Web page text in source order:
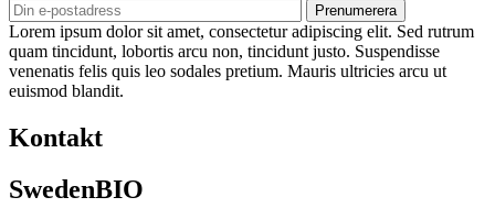
Prenumerera
Lorem ipsum dolor sit amet, consectetur adipiscing elit. Sed rutrum
quam tincidunt, lobortis arcu non, tincidunt justo. Suspendisse
venenatis felis quis leo sodales pretium. Mauris ultricies arcu ut
euismod blandit.
Kontakt
SwedenBIO